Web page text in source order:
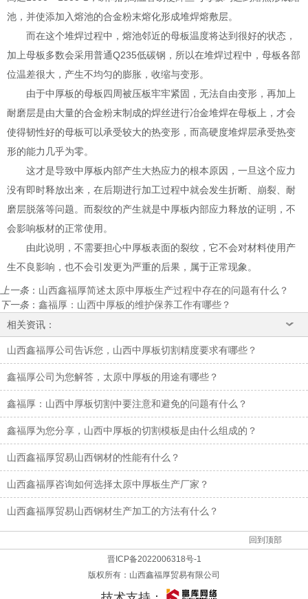
池，并使添加入熔池的合金粉末熔化形成堆焊熔敷层。
而在这个堆焊过程中，熔池邻近的母板温度将达到很好的状态，
加上母板多数会采用普通Q235低碳钢，所以在堆焊过程中，母板各部
位温差很大，产生不均匀的膨胀，收缩与变形。
由于中厚板的母板四周被压板牢牢紧固，无法自由变形，再加上
耐磨层是由大量的合金粉末制成的焊丝进行冶金堆焊在母板上，才会
使得韧性好的母板可以承受较大的热变形，而高硬度堆焊层承受热变
形的能力几乎为零。
这才是导致中厚板内部产生大热应力的根本原因，一旦这个应力
没有即时释放出来，在后期进行加工过程中就会发生折断、崩裂、耐
磨层脱落等问题。而裂纹的产生就是中厚板内部应力释放的证明，不
会影响板材的正常使用。
由此说明，不需要担心中厚板表面的裂纹，它不会对材料使用产
生不良影响，也不会引发更为严重的后果，属于正常现象。
上一条： 山西鑫福厚简述太原中厚板生产过程中存在的问题有什么？
下一条： 鑫福厚：山西中厚板的维护保养工作有哪些？
相关资讯：
山西鑫福厚公司告诉您，山西中厚板切割精度要求有哪些？
鑫福厚公司为您解答，太原中厚板的用途有哪些？
鑫福厚：山西中厚板切割中要注意和避免的问题有什么？
鑫福厚为您分享，山西中厚板的切割模板是由什么组成的？
山西鑫福厚贸易山西钢材的性能有什么？
山西鑫福厚咨询如何选择太原中厚板生产厂家？
山西鑫福厚贸易山西钢材生产加工的方法有什么？
回到顶部
晋ICP备2022006318号-1
版权所有： 山西鑫福厚贸易有限公司